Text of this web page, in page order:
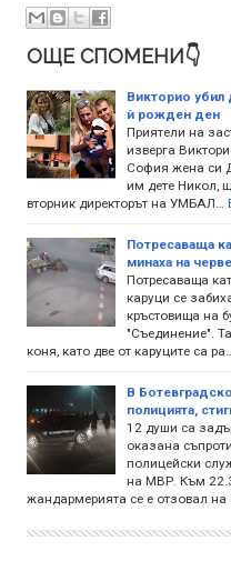
ОЩЕ СПОМЕНИ👇
Викторио
ѝ рожден ден
Приятели на
изверга
София жена си
им дете Никол,
вторник директорът на УМБАЛ…
Потресаваща
минаха на
Потресаваща
каруци се
кръстовища на
"Съединение".
коня, като две от каруците са ра…
В
полицията,
12 души са
оказана
полицейски
на МВР. Към
жандармерията се е отзовал на